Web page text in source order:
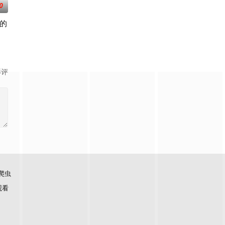
、家庭等
害者支援室”，在这里，警察们将贴身陪伴
虫
看